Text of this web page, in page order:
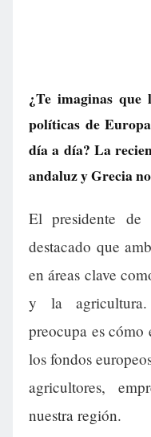
¿Te imaginas que
políticas de
día a día? La
andaluz y Grecia
El presidente
destacado que
en áreas clave
y la
preocupa es cómo
los fondos
agricultores,
nuestra región.